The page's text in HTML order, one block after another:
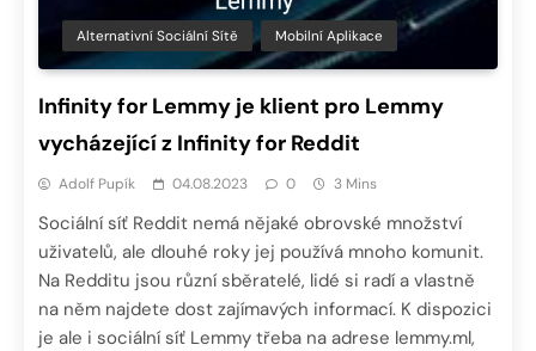
Alternativní Sociální Sítě Mobilní Aplikace
Infinity for Lemmy je klient pro Lemmy
vycházející z Infinity for Reddit
Adolf Pupík 04.08.2023 0 3 Mins
Sociální síť Reddit nemá nějaké obrovské množství
uživatelů, ale dlouhé roky jej používá mnoho komunit.
Na Redditu jsou různí sběratelé, lidé si radí a vlastně
na něm najdete dost zajímavých informací. K dispozici
je ale i sociální síť Lemmy třeba na adrese lemmy.ml,